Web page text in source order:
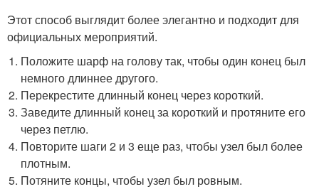
Этот способ выглядит более элегантно и подходит для
официальных мероприятий.
Положите шарф на голову так, чтобы один конец был
немного длиннее другого.
Перекрестите длинный конец через короткий.
Заведите длинный конец за короткий и протяните его
через петлю.
Повторите шаги 2 и 3 еще раз, чтобы узел был более
плотным.
Потяните концы, чтобы узел был ровным.